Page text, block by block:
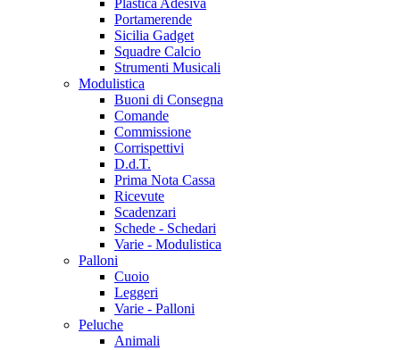
Plastica Adesiva
Portamerende
Sicilia Gadget
Squadre Calcio
Strumenti Musicali
Modulistica
Buoni di Consegna
Comande
Commissione
Corrispettivi
D.d.T.
Prima Nota Cassa
Ricevute
Scadenzari
Schede - Schedari
Varie - Modulistica
Palloni
Cuoio
Leggeri
Varie - Palloni
Peluche
Animali